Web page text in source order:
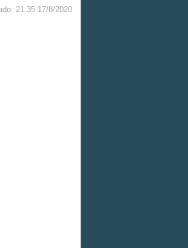
21:35 17/8/2020